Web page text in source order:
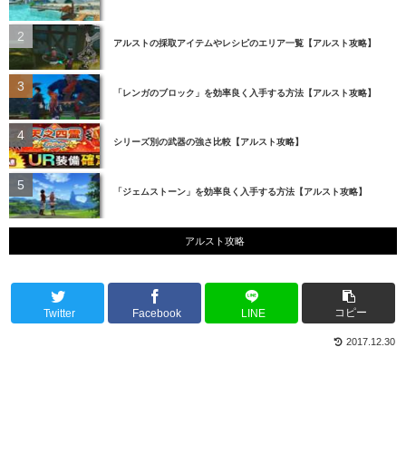
アルストの採取アイテムやレシピのエリア一覧【アルスト攻略】
「レンガのブロック」を効率良く入手する方法【アルスト攻略】
シリーズ別の武器の強さ比較【アルスト攻略】
「ジェムストーン」を効率良く入手する方法【アルスト攻略】
アルスト攻略
Twitter Facebook LINE コピー
2017.12.30